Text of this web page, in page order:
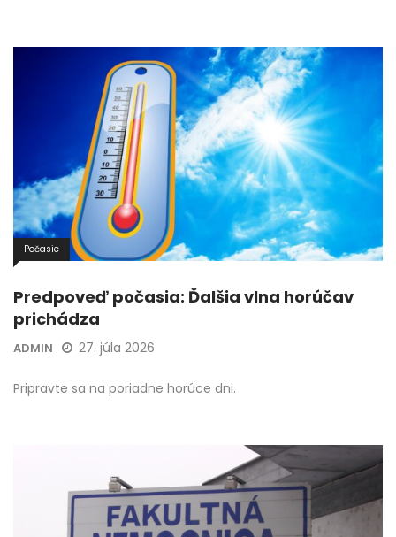
Počasie
Predpoveď počasia: Ďalšia vlna horúčav
prichádza
ADMIN 27. júla 2026
Pripravte sa na poriadne horúce dni.